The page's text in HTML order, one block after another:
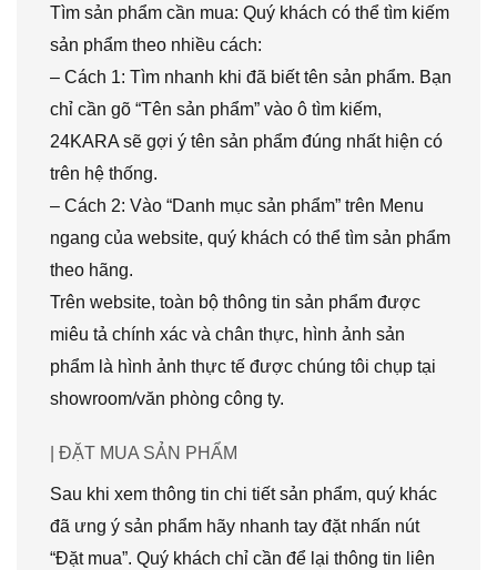
Tìm sản phẩm cần mua: Quý khách có thể tìm kiếm
sản phẩm theo nhiều cách:
– Cách 1: Tìm nhanh khi đã biết tên sản phẩm. Bạn
chỉ cần gõ “Tên sản phẩm” vào ô tìm kiếm,
24KARA sẽ gợi ý tên sản phẩm đúng nhất hiện có
trên hệ thống.
– Cách 2: Vào “Danh mục sản phẩm” trên Menu
ngang của website, quý khách có thể tìm sản phẩm
theo hãng.
Trên website, toàn bộ thông tin sản phẩm được
miêu tả chính xác và chân thực, hình ảnh sản
phẩm là hình ảnh thực tế được chúng tôi chụp tại
showroom/văn phòng công ty.
| ĐẶT MUA SẢN PHẨM
Sau khi xem thông tin chi tiết sản phẩm, quý khác
đã ưng ý sản phẩm hãy nhanh tay đặt nhấn nút
“Đặt mua”. Quý khách chỉ cần để lại thông tin liên